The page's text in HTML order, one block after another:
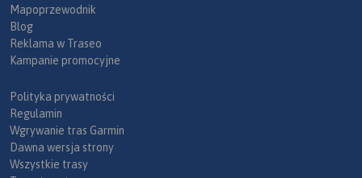
Mapoprzewodnik
Blog
Reklama w Traseo
Kampanie promocyjne
Polityka prywatności
Regulamin
Wgrywanie tras Garmin
Dawna wersja strony
Wszystkie trasy